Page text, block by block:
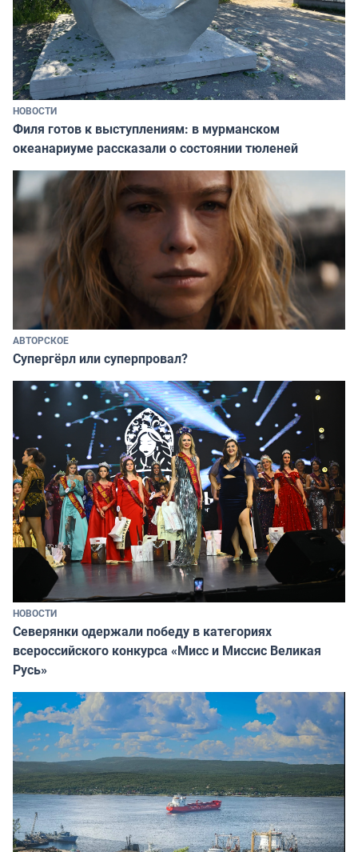
НОВОСТИ
Филя готов к выступлениям: в мурманском
океанариуме рассказали о состоянии тюленей
АВТОРСКОЕ
Супергёрл или суперпровал?
НОВОСТИ
Северянки одержали победу в категориях
всероссийского конкурса «Мисс и Миссис Великая
Русь»